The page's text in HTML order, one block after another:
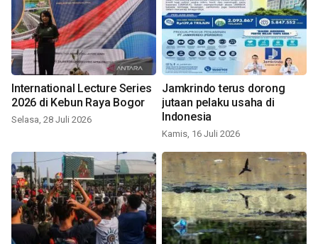
International Lecture Series
2026 di Kebun Raya Bogor
Selasa, 28 Juli 2026
Jamkrindo terus dorong
jutaan pelaku usaha di
Indonesia
Kamis, 16 Juli 2026